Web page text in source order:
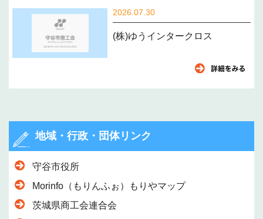
2026.07.30
(株)ゆうインタークロス
地域・行政・団体リンク
守谷市役所
Morinfo（もりんふぉ）もりやマップ
茨城県商工会連合会